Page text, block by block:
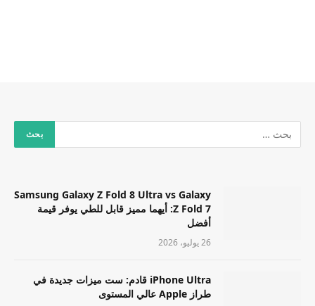
Samsung Galaxy Z Fold 8 Ultra vs Galaxy
Z Fold 7: أيهما مميز قابل للطي يوفر قيمة
أفضل
26 يوليو، 2026
iPhone Ultra قادم: ست ميزات جديدة في
طراز Apple عالي المستوى